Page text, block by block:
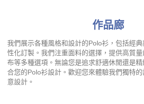
作品廊
我們展示各種風格和設計的Polo衫，包括經
性化訂製。我們注重面料的選擇，提供高質
布等多種選項。無論您是追求舒適休閒還是
合您的Polo衫設計。歡迎您來體驗我們獨特的
意設計。